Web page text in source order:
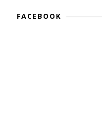
FACEBOOK